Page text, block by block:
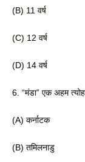
(B) 11 वर्ष
(C) 12 वर्ष
(D) 14 वर्ष
6. “मंडा” एक अहम
(A) कर्नाटक
(B) तमिलनाडु